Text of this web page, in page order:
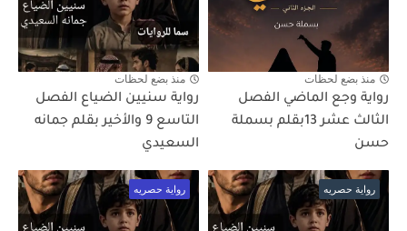
منذ بضع لحظات
رواية وجع الماضي الفصل
الثالث عشر 13بقلم بسملة
حسن
منذ بضع لحظات
رواية سنيين الضياع الفصل
التاسع 9 والأخير بقلم جمانه
السعيدي
رواية حصريه رواية حصريه